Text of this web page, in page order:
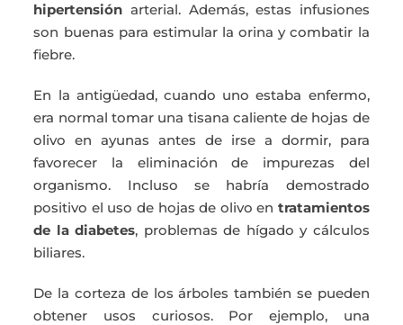
hipertensión arterial. Además, estas infusiones
son buenas para estimular la orina y combatir la
fiebre.
En la antigüedad, cuando uno estaba enfermo,
era normal tomar una tisana caliente de hojas de
olivo en ayunas antes de irse a dormir, para
favorecer la eliminación de impurezas del
organismo. Incluso se habría demostrado
positivo el uso de hojas de olivo en tratamientos
de la diabetes, problemas de hígado y cálculos
biliares.
De la corteza de los árboles también se pueden
obtener usos curiosos. Por ejemplo, una